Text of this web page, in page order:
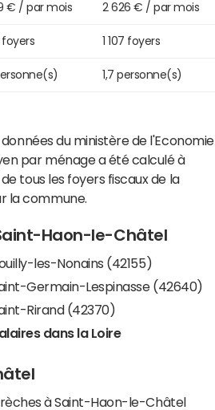
€ / par mois 2 626 € / par mois
1 107 foyers
1,7 personne(s)
du ministère de l'Economie
par ménage a été calculé à
tous les foyers fiscaux de la
la commune.
Haon-le-Châtel
les-Nonains (42155)
Germain-Lespinasse (42640)
Rirand (42370)
dans la Loire
Crèches à Saint-Haon-le-Châtel